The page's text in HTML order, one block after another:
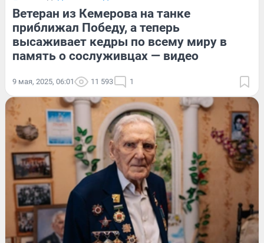
Ветеран из Кемерова на танке
приближал Победу, а теперь
высаживает кедры по всему миру в
память о сослуживцах — видео
9 мая, 2025, 06:01 11 593 1